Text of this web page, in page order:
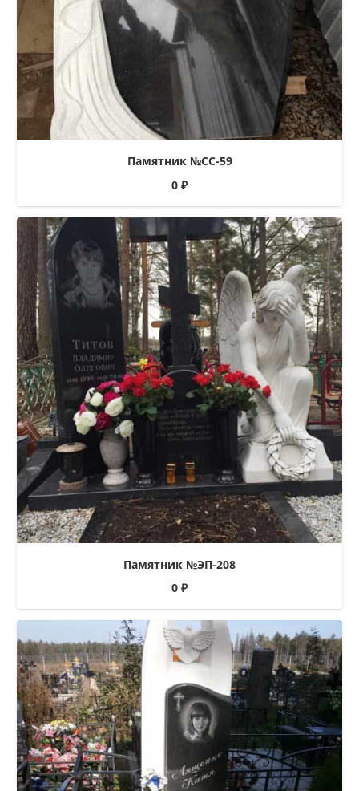
Памятник №СС-59
0 ₽
Памятник №ЭП-208
0 ₽